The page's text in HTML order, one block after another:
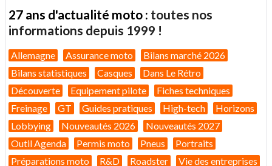
27 ans d'actualité moto : toutes nos
informations depuis 1999 !
Allemagne Assurance moto
Bilans marché 2026
Bilans statistiques
Casques
Dans Le Rétro
Découverte
Equipement pilote
Fiches techniques
Freinage
GT Guides pratiques High-tech
Horizons
Lobbying
Nouveautés 2026
Nouveautés 2027
Outil Agenda
Permis moto Pneus
Portraits
Préparations moto
R&D Roadster Vie des entreprises